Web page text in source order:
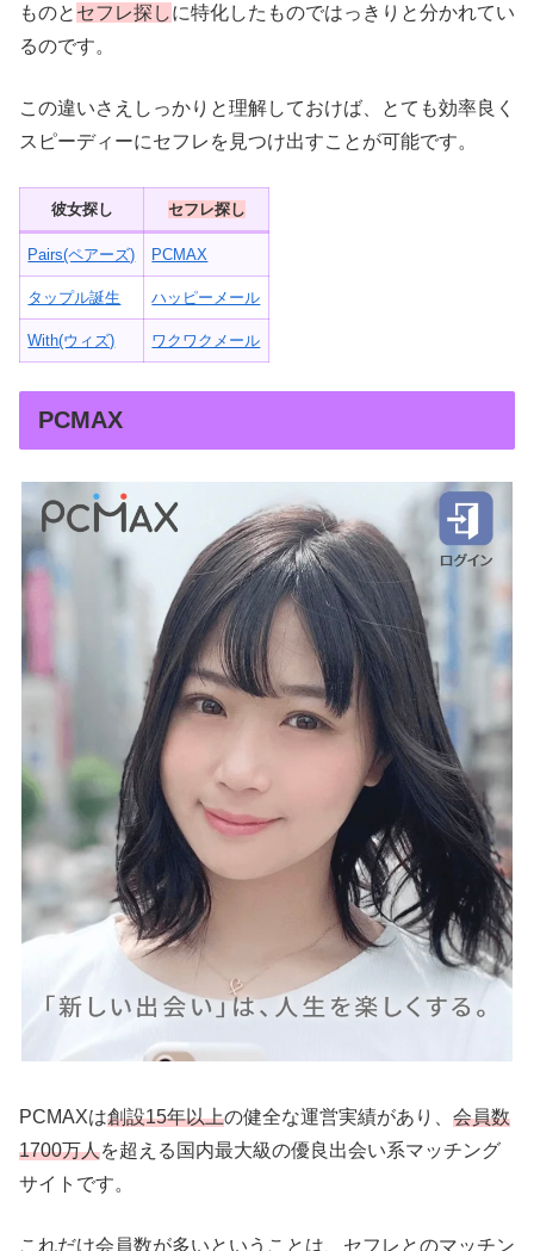
ものと セフレ探しに特化したものではっきりと分かれてい
るのです。
この違いさえしっかりと理解しておけば、とても効率良く
スピーディーにセフレを見つけ出すことが可能です。
彼女探し セフレ探し
Pairs(ペアーズ) PCMAX
タップル誕生 ハッピーメール
With(ウィズ) ワクワクメール
PCMAX
PCMAXは創設15年以上の健全な運営実績があり、 会員数
1700万人を超える国内最大級の優良出会い系マッチング
サイトです。
これだけ会員数が多いということは、セフレとのマッチン